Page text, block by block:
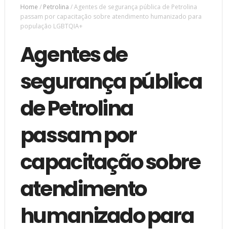
Home / Petrolina /Agentes de segurança pública de Petrolina
passam por capacitação sobre atendimento humanizado para
população LGBTQIA+
Agentes de
segurança pública
de Petrolina
passam por
capacitação sobre
atendimento
humanizado para